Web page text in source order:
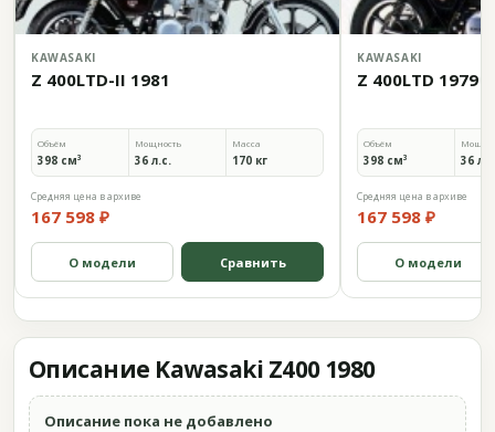
KAWASAKI
Z 400LTD-II 1981
Объём
398 см³
Мощность
36 л.с.
Масса
170 кг
Средняя цена в архиве
167 598 ₽
О модели Сравнить
KAWASAKI
Z 400LTD 1979
Объём
398 см³ 36
Средняя цена в архиве
167 598 ₽
О модели
Описание Kawasaki Z400 1980
Описание пока не добавлено